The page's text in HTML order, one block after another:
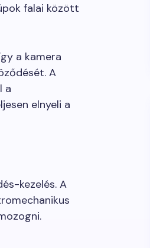
falai között
a kamera
A
a
elnyeli a
kezelés. A